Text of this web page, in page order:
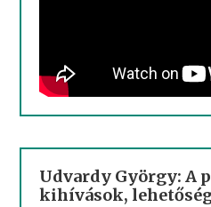
Udvardy György: A
kihívások,